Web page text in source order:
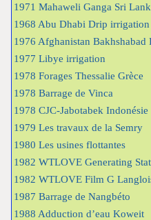
1971 Mahaweli Ganga Sri
1968 Abu Dhabi Drip irrigation
1976 Afghanistan Bakhshabad
1977 Libye irrigation
1978 Forages Thessalie Grèce
1978 Barrage de Vinca
1978 CJC-Jabotabek Indonésie
1979 Les travaux de la Semry
1980 Les usines flottantes
1982 WTLOVE Generating
1982 WTLOVE Film G
1987 Barrage de Nangbéto
1988 Adduction d’eau Koweit